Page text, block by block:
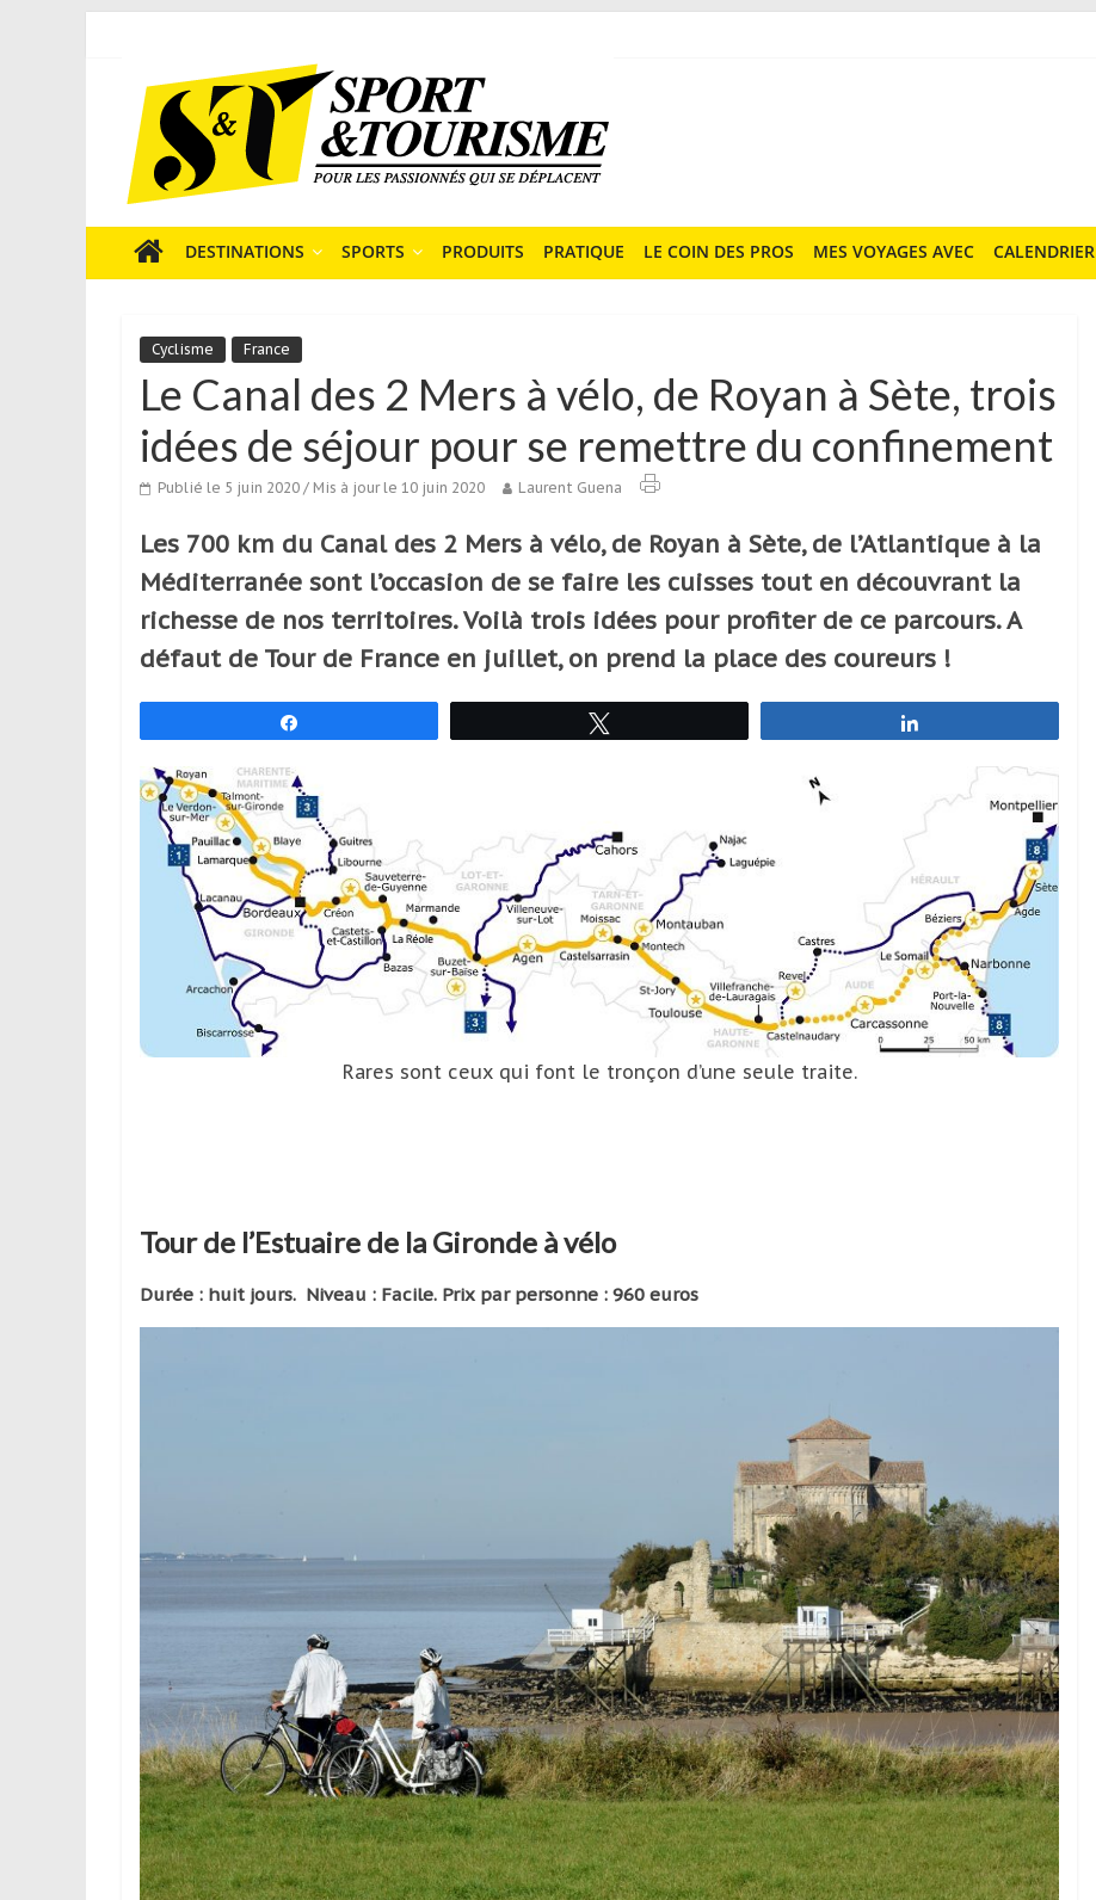
content
Tourisme
est
un
média
sur
sportif
qui
s’adresse
aux
ponctuels
ou
réguliers,
pratiquants,
passionnés
simples
spectateurs
qui
déplacent
l’étranger
assouvir
culturelle
d’un
DESTINATIONS SPORTS PRODUITS PRATIQUE LE COIN DES PROS MES VOYAGES AVEC CALENDRIER
Cyclisme France
Le Canal des 2 Mers à vélo, de Royan à Sète, trois
idées de séjour pour se remettre du confinement
Publié le 5 juin 2020 / Mis à jour le 10 juin 2020 Laurent Guena
Les 700 km du Canal des 2 Mers à vélo, de Royan à Sète, de l’Atlantique à la
Méditerranée sont l’occasion de se faire les cuisses tout en découvrant la
richesse de nos territoires. Voilà trois idées pour profiter de ce parcours. A
défaut de Tour de France en juillet, on prend la place des coureurs !
Rares sont ceux qui font le tronçon d’une seule traite.
Tour de l’Estuaire de la Gironde à vélo
Durée : huit jours. Niveau : Facile. Prix par personne : 960 euros